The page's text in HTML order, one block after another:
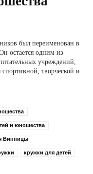
был переименован в
остается одним из
учреждений,
спортивной, творческой и
и юношества
Винницы
кружки для детей